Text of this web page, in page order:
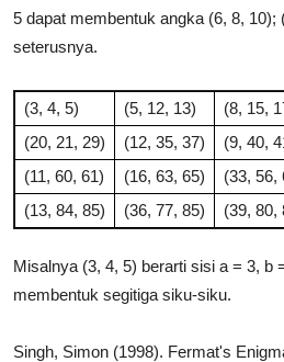
5 dapat membentuk angka (6, 8, 10);
seterusnya.
(3, 4, 5) (5, 12, 13) (8, 15,
(20, 21, 29)
(12, 35, 37) (9, 40,
(11, 60, 61)
(16, 63, 65) (33, 56,
(13, 84, 85)
(36, 77, 85) (39, 80,
Misalnya (3, 4, 5) berarti sisi a = 3, b
membentuk segitiga siku-siku.
Singh, Simon (1998). Fermat's